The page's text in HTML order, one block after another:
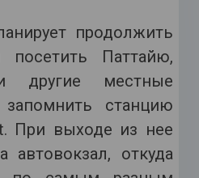
продолжить
посетить Паттайю,
другие местные
станцию
При выходе из нее
автовокзал, откуда